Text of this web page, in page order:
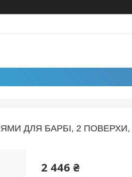
ДЛЯ БАРБІ, 2 ПОВЕРХИ,
2 446 ₴